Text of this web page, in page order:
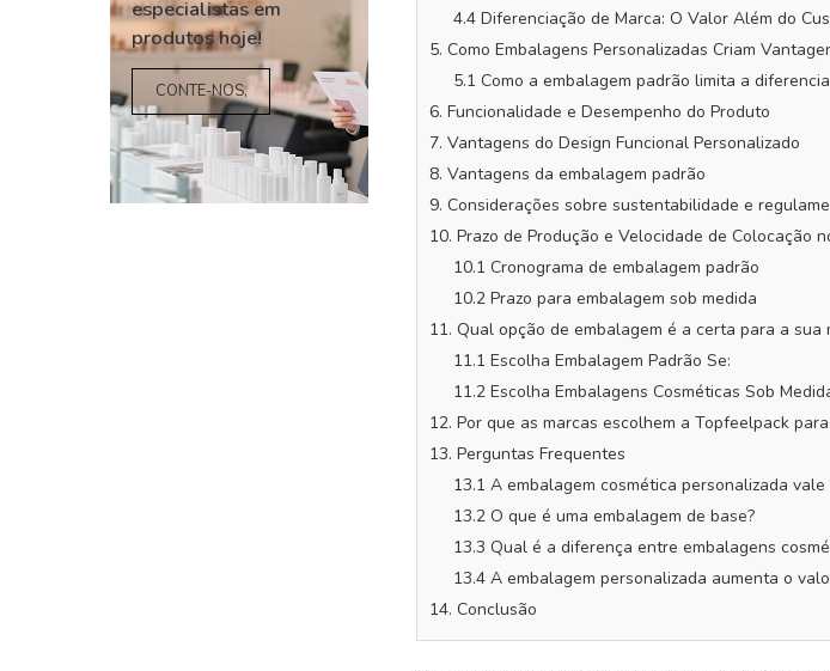
4.4 Diferenciação de Marca: O Valor Além do
5. Como Embalagens Personalizadas Criam
5.1 Como a embalagem padrão limita a
6. Funcionalidade e Desempenho do Produto
7. Vantagens do Design Funcional Personalizado
8. Vantagens da embalagem padrão
9. Considerações sobre sustentabilidade e
10. Prazo de Produção e Velocidade de Colocação
10.1 Cronograma de embalagem padrão
10.2 Prazo para embalagem sob medida
11. Qual opção de embalagem é a certa para a sua
11.1 Escolha Embalagem Padrão Se:
11.2 Escolha Embalagens Cosméticas Sob
12. Por que as marcas escolhem a Topfeelpack
13. Perguntas Frequentes
13.1 A embalagem cosmética personalizada
13.2 O que é uma embalagem de base?
13.3 Qual é a diferença entre embalagens
13.4 A embalagem personalizada aumenta o
14. Conclusão
Fale com nossos
especialistas em
produtos hoje!
CONTE-NOS,